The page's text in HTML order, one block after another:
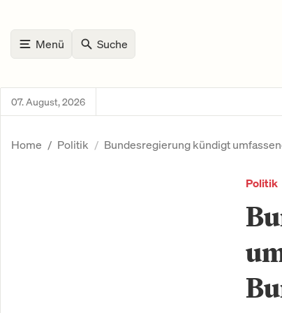
Menü Suche
07. August, 2026
Home Politik Bundesregierung kündigt
Politik